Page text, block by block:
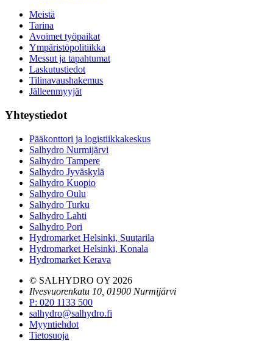
Meistä
Tarina
Avoimet työpaikat
Ympäristöpolitiikka
Messut ja tapahtumat
Laskutustiedot
Tilinavaushakemus
Jälleenmyyjät
Yhteystiedot
Pääkonttori ja logistiikkakeskus
Salhydro Nurmijärvi
Salhydro Tampere
Salhydro Jyväskylä
Salhydro Kuopio
Salhydro Oulu
Salhydro Turku
Salhydro Lahti
Salhydro Pori
Hydromarket Helsinki, Suutarila
Hydromarket Helsinki, Konala
Hydromarket Kerava
© SALHYDRO OY 2026
Ilvesvuorenkatu 10, 01900 Nurmijärvi
P: 020 1133 500
salhydro@salhydro.fi
Myyntiehdot
Tietosuoja